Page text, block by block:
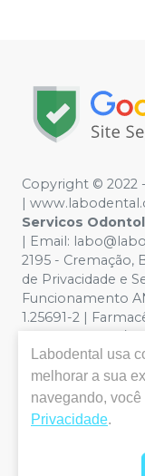
Copyright © 2022
|
Servicos
| Email:
2195 - Cremação,
de Privacidade e
Funcionamento
1.25691-2 |
MIRANDA. CRF/
Segurança -
condições da loja
caso de
do Carrinho de
por isso nos
compras de
Labodental usa
melhorar a sua
navegando,
Privacidade.